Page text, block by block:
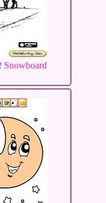
Snowboard